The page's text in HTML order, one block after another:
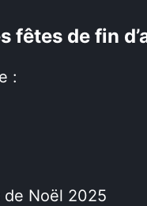
fêtes de fin
:
de Noël 2025